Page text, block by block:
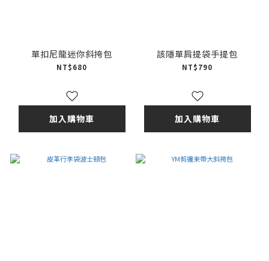
單扣尼龍迷你斜挎包
NT$680
加入購物車
該隱單肩提袋手提包
NT$790
加入購物車